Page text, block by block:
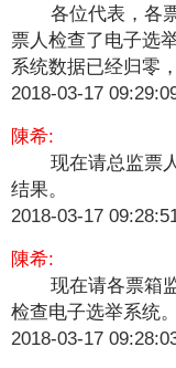
各位代表，各
票人检查了电子选
系统数据已经归零
2018-03-17
陳希:
现在请总监票
结果。
2018-03-17
陳希:
现在请各票箱
检查电子选举系统。
2018-03-17